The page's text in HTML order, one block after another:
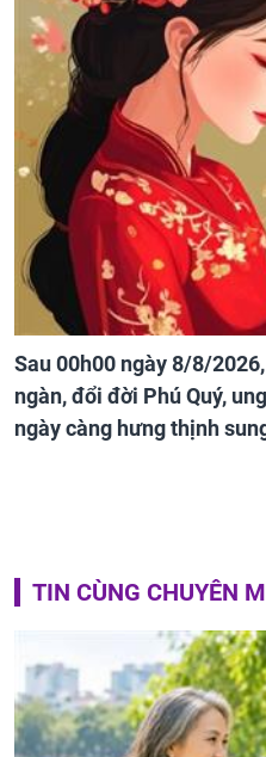
Sau 00h00 ngày 8/8/
ngàn, đổi đời Phú Quý,
ngày càng hưng thịnh
TIN CÙNG CHUYÊN